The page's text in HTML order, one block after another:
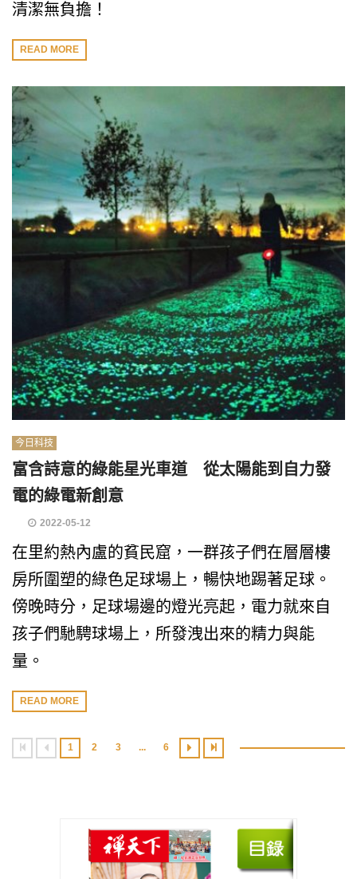
清潔無負擔！
READ MORE
今日科技
富含詩意的綠能星光車道 從太陽能到自力發
電的綠電新創意
2022-05-12
在里約熱內盧的貧民窟，一群孩子們在層層樓
房所圍塑的綠色足球場上，暢快地踢著足球。
傍晚時分，足球場邊的燈光亮起，電力就來自
孩子們馳騁球場上，所發洩出來的精力與能
量。
READ MORE
1 2 3 ... 6